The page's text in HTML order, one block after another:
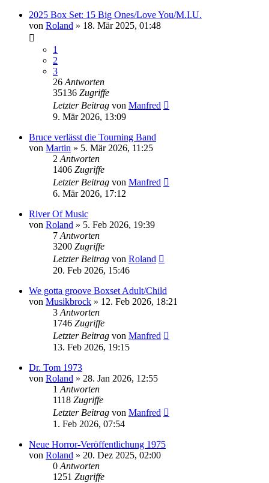
2025 Box Set: 15 Big Ones/Love You/M.I.U.
von Roland » 18. Mär 2025, 01:48
1
2
3
26 Antworten
35136 Zugriffe
Letzter Beitrag von Manfred
9. Mär 2026, 13:09
Bruce verlässt die Tourning Band
von Martin » 5. Mär 2026, 11:25
2 Antworten
1406 Zugriffe
Letzter Beitrag von Manfred
6. Mär 2026, 17:12
River Of Music
von Roland » 5. Feb 2026, 19:39
7 Antworten
3200 Zugriffe
Letzter Beitrag von Roland
20. Feb 2026, 15:46
We gotta groove Boxset Adult/Child
von Musikbrock » 12. Feb 2026, 18:21
3 Antworten
1746 Zugriffe
Letzter Beitrag von Manfred
13. Feb 2026, 19:15
Dr. Tom 1973
von Roland » 28. Jan 2026, 12:55
1 Antworten
1118 Zugriffe
Letzter Beitrag von Manfred
1. Feb 2026, 07:54
Neue Horror-Veröffentlichung 1975
von Roland » 20. Dez 2025, 02:00
0 Antworten
1251 Zugriffe